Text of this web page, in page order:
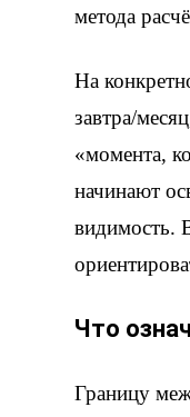
метода
На
завтра/
«момента,
начинают
видимость.
Что
Границу